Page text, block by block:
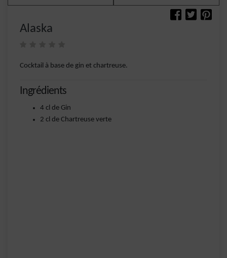
Alaska
Cocktail à base de gin et chartreuse.
Ingrédients
4 cl de Gin
2 cl de Chartreuse verte